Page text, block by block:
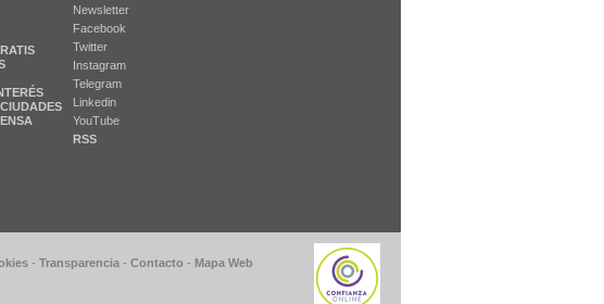
Newsletter
Facebook
Twitter
Instagram
Telegram
Linkedin
YouTube
RSS
- Transparencia - Contacto - Mapa Web